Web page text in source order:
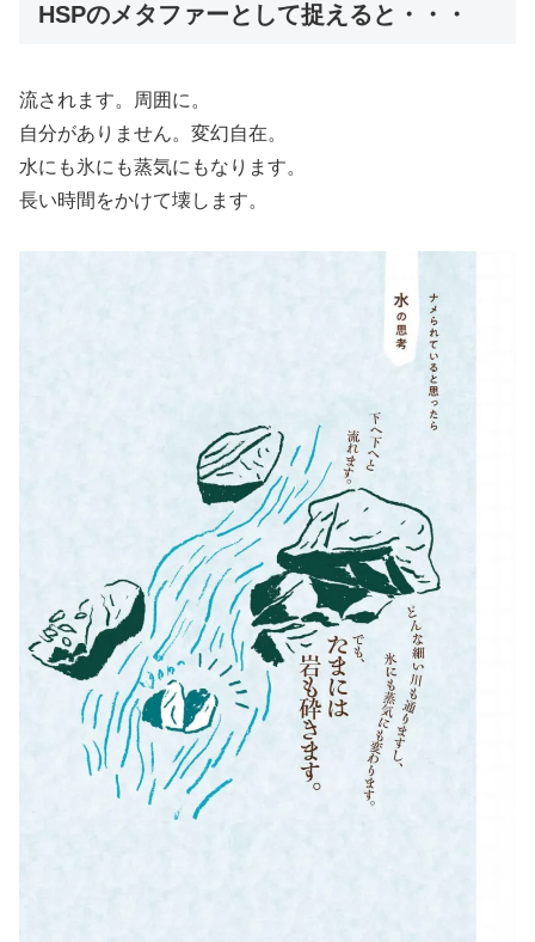
HSPのメタファーとして捉えると・・・
流されます。周囲に。
自分がありません。変幻自在。
水にも氷にも蒸気にもなります。
長い時間をかけて壊します。